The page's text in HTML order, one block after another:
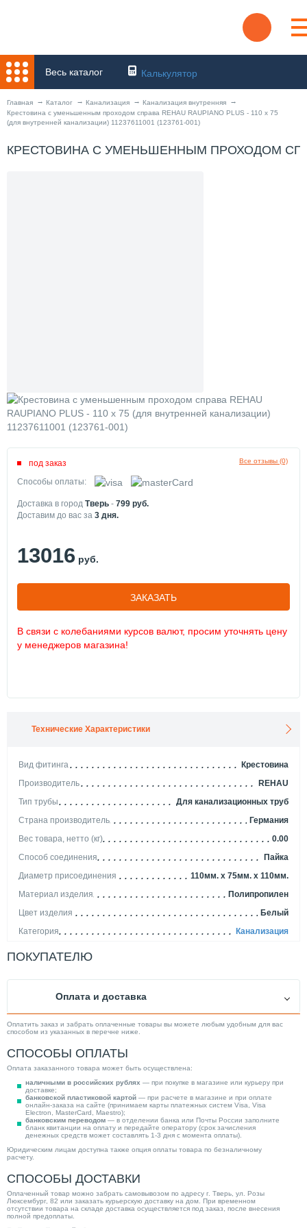
Весь каталог Калькулятор
Главная Каталог Канализация
Канализация внутренняя
Крестовина с уменьшенным проходом справа REHAU RAUPIANO PLUS - 110 x 75
(для внутренней канализации) 11237611001 (123761-001)
КРЕСТОВИНА С УМЕНЬШЕННЫМ ПРОХОДОМ
Все отзывы (0)
под заказ
Способы оплаты:
Доставка в город Тверь - 799 руб.
Доставим до вас за 3 дня.
13016 руб.
ЗАКАЗАТЬ
В связи с колебаниями курсов валют, просим уточнять цену
у менеджеров магазина!
Технические Характеристики
Вид фитинга
Крестовина
Производитель
REHAU
Тип трубы
Для канализационных труб
Страна производитель
Германия
Вес товара, нетто (кг)
0.00
Способ соединения
Пайка
Диаметр присоединения
110мм. x 75мм. x 110мм.
Материал изделия
Полипропилен
Цвет изделия
Белый
Категория
Канализация
ПОКУПАТЕЛЮ
Оплата и доставка
Оплатить заказ и забрать оплаченные товары вы можете любым удобным для вас
способом из указанных в перечне ниже.
СПОСОБЫ ОПЛАТЫ
Оплата заказанного товара может быть осуществлена:
наличными в российских рублях — при покупке в магазине или курьеру при
доставке;
банковской пластиковой картой — при расчете в магазине и при оплате
онлайн-заказа на сайте (принимаем карты платежных систем Visa, Visa
Electron, MasterCard, Maestro);
банковским переводом — в отделении банка или Почты России заполните
бланк квитанции на оплату и передайте оператору (срок зачисления
денежных средств может составлять 1-3 дня с момента оплаты).
Юридическим лицам доступна также опция оплаты товара по безналичному
расчету.
СПОСОБЫ ДОСТАВКИ
Оплаченный товар можно забрать самовывозом по адресу г. Тверь, ул. Розы
Люксембург, 82 или заказать курьерскую доставку на дом. При временном
отсутствии товара на складе доставка осуществляется под заказ, после внесения
полной предоплаты.